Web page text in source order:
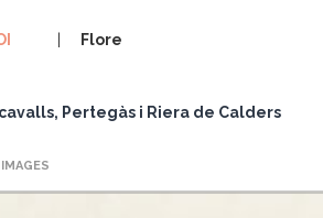
Flore
Pertegàs i Riera de Calders
IMAGES